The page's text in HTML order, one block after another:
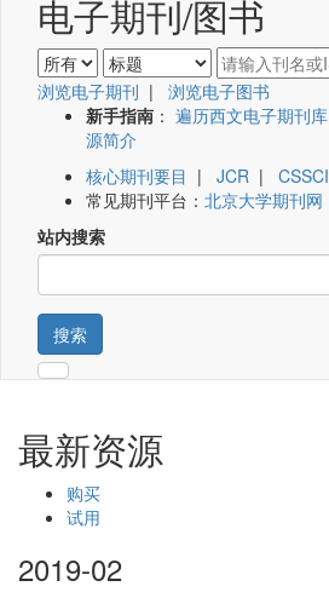
电子期刊/图书
浏览电子期刊 | 浏览电子图书
新手指南 ： 遍历西文电子期刊库
源简介
核心期刊要目 | JCR | CSSCI
常见期刊平台： 北京大学期刊网
站内搜索
搜索
最新资源
购买
试用
2019-02